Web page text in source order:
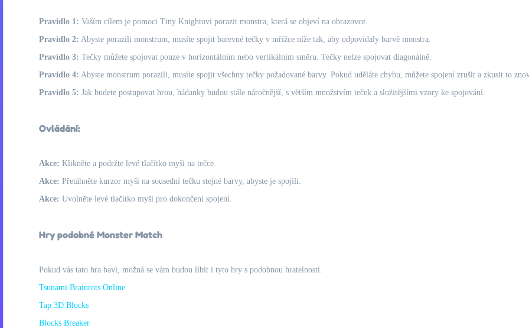
Pravidlo 1: Vaším cílem je pomoci Tiny Knightovi porazit monstra, která se objeví na obrazovce.
Pravidlo 2: Abyste porazili monstrum, musíte spojit barevné tečky v mřížce níže tak, aby odpovídaly barvě monstra.
Pravidlo 3: Tečky můžete spojovat pouze v horizontálním nebo vertikálním směru. Tečky nelze spojovat diagonálně.
Pravidlo 4: Abyste monstrum porazili, musíte spojit všechny tečky požadované barvy. Pokud uděláte chybu, můžete spojení zrušit a zkusit to
Pravidlo 5: Jak budete postupovat hrou, hádanky budou stále náročnější, s větším množstvím teček a složitějšími vzory ke spojování.
Ovládání:
Akce: Klikněte a podržte levé tlačítko myši na tečce.
Akce: Přetáhněte kurzor myši na sousední tečku stejné barvy, abyste je spojili.
Akce: Uvolněte levé tlačítko myši pro dokončení spojení.
Hry podobné Monster Match
Pokud vás tato hra baví, možná se vám budou líbit i tyto hry s podobnou hratelností.
Tsunami Brainrots Online
Tap 3D Blocks
Blocks Breaker